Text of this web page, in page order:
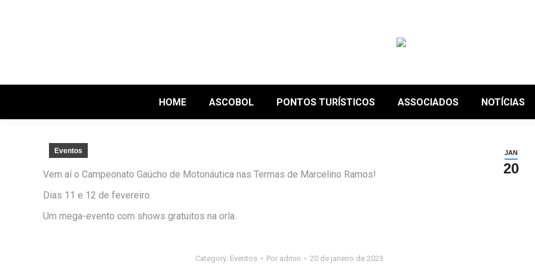
HOME ASCOBOL PONTOS TURÍSTICOS ASSOCIADOS NOTÍCIAS
JAN
20
Eventos
Vem aí o Campeonato Gaúcho de Motonáutica nas Termas de Marcelino Ramos!
Dias 11 e 12 de fevereiro.
Um mega-evento com shows gratuitos na orla.
Category: Eventos Por admin 20 de janeiro de 2023